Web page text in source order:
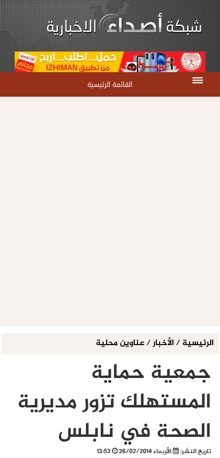
القائمة الرئيسية
الرئيسية/الأخبار/عناوين محلية
جمعية حماية
المستهلك تزور مديرية
الصحة في نابلس
تاريخ النشر: الأربعاء 26/02/2014